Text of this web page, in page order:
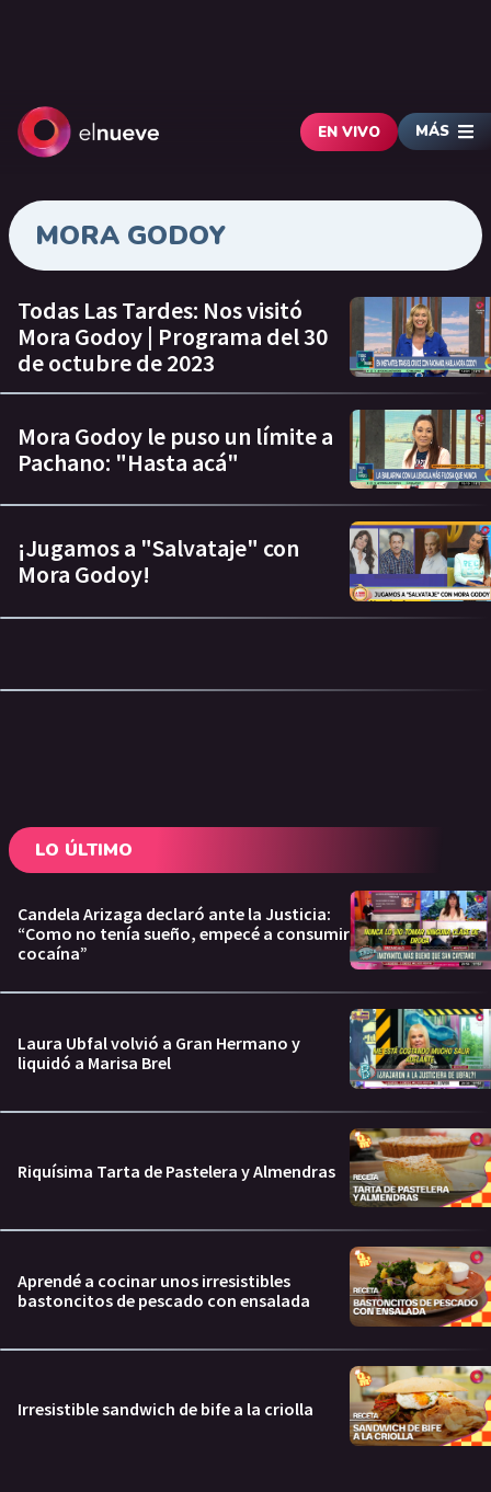
EN VIVO MÁS
MORA GODOY
Todas Las Tardes: Nos visitó
Mora Godoy | Programa del 30
de octubre de 2023
Mora Godoy le puso un límite a
Pachano: "Hasta acá"
¡Jugamos a "Salvataje" con
Mora Godoy!
LO ÚLTIMO
Candela Arizaga declaró ante la Justicia:
“Como no tenía sueño, empecé a consumir
cocaína”
Laura Ubfal volvió a Gran Hermano y
liquidó a Marisa Brel
Riquísima Tarta de Pastelera y Almendras
Aprendé a cocinar unos irresistibles
bastoncitos de pescado con ensalada
Irresistible sandwich de bife a la criolla